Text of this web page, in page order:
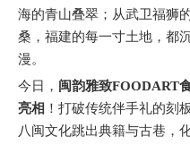
海的青山叠翠；从武卫福狮
桑，福建的每一寸土地，都
漫。
今日， 闽韵雅致FOODART
亮相 ！打破传统伴手礼的刻
八闽文化跳出典籍与古巷，